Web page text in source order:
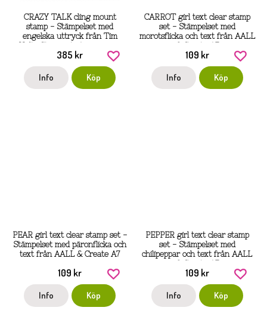
CRAZY TALK cling mount
stamp - Stämpelset med
engelska uttryck från Tim
385 kr
Info Köp
CARROT girl text clear stamp
set - Stämpelset med
morotsflicka och text från AALL
109 kr
Info Köp
PEAR girl text clear stamp set -
Stämpelset med päronflicka och
text från AALL & Create A7
109 kr
Info Köp
PEPPER girl text clear stamp
set - Stämpelset med
chilipeppar och text från AALL
109 kr
Info Köp